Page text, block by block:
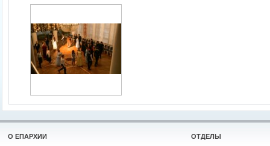
О ЕПАРХИИ
ОТДЕЛЫ